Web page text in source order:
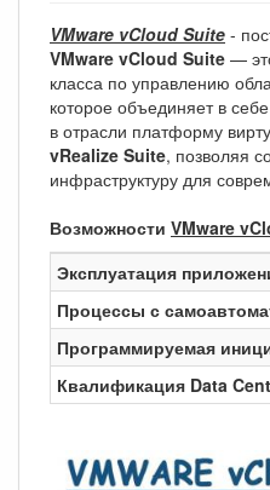
VMware vCloud Suite -
VMware vCloud Suite —
класса по управлению
которое объединяет в себе
в отрасли платформу
vRealize Suite, позволяя
инфраструктуру для
Возможности VMware
Эксплуатация
Процессы с
Программируемая
Квалификация Data